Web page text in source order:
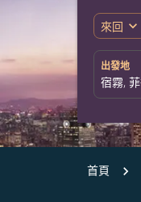
來回 expand_more
出發地
首頁